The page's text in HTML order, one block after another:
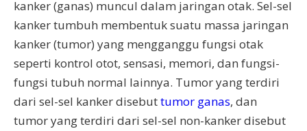
kanker (ganas) muncul dalam jaringan otak. Sel-sel
kanker tumbuh membentuk suatu massa jaringan
kanker (tumor) yang mengganggu fungsi otak
seperti kontrol otot, sensasi, memori, dan fungsi-
fungsi tubuh normal lainnya. Tumor yang terdiri
dari sel-sel kanker disebuttumor ganas, dan
tumor yang terdiri dari sel-sel non-kanker disebut